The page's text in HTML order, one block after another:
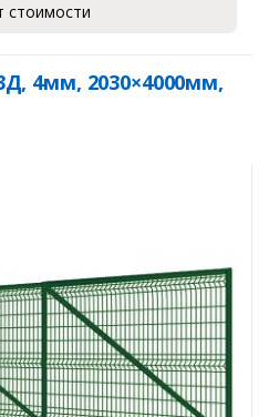
стоимости
4мм, 2030×4000мм,